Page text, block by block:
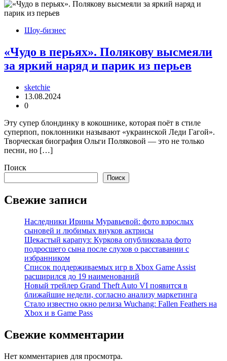
Шоу-бизнес
«Чудо в перьях». Полякову высмеяли
за яркий наряд и парик из перьев
sketchie
13.08.2024
0
Эту супер блондинку в кокошнике, которая поёт в стиле
суперпоп, поклонники называют «украинской Леди Гагой».
Творческая биография Ольги Поляковой — это не только
песни, но […]
Поиск
Поиск
Свежие записи
Наследники Ирины Муравьевой: фото взрослых
сыновей и любимых внуков актрисы
Щекастый карапуз: Куркова опубликовала фото
подросшего сына после слухов о расставании с
избранником
Список поддерживаемых игр в Xbox Game Assist
расширился до 19 наименований
Новый трейлер Grand Theft Auto VI появится в
ближайшие недели, согласно анализу маркетинга
Стало известно окно релиза Wuchang: Fallen Feathers на
Xbox и в Game Pass
Свежие комментарии
Нет комментариев для просмотра.